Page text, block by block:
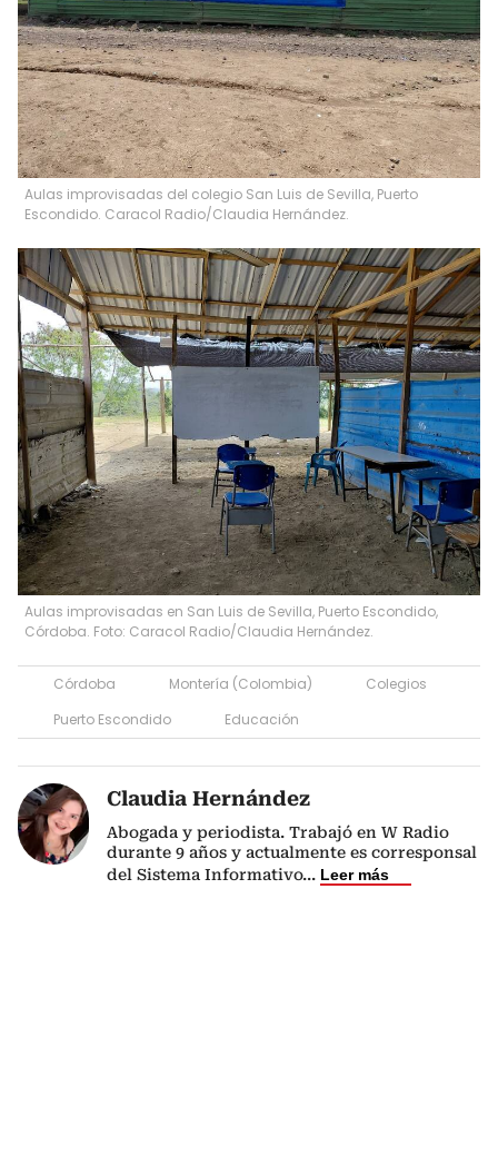
Aulas improvisadas del colegio San Luis de Sevilla, Puerto
Escondido. Caracol Radio/Claudia Hernández.
Aulas improvisadas en San Luis de Sevilla, Puerto Escondido,
Córdoba. Foto: Caracol Radio/Claudia Hernández.
Córdoba Montería (Colombia)
Colegios
Puerto Escondido
Educación
Claudia Hernández
Abogada y periodista. Trabajó en W Radio
durante 9 años y actualmente es corresponsal
del Sistema Informativo... Leer más